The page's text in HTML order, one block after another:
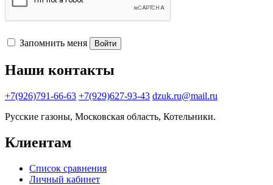
Запомнить меня Войти
Наши контакты
+7(926)791-66-63 +7(929)627-93-43 dzuk.ru@mail.ru
Русские газоны, Московская область, Котельники.
Клиентам
Список сравнения
Личный кабинет